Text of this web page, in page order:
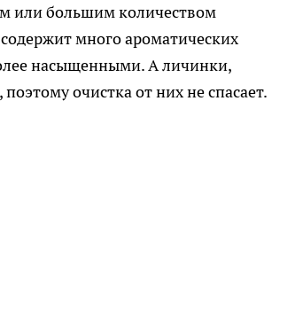
или большим количеством
много ароматических
насыщенными. А личинки,
очистка от них не спасает.